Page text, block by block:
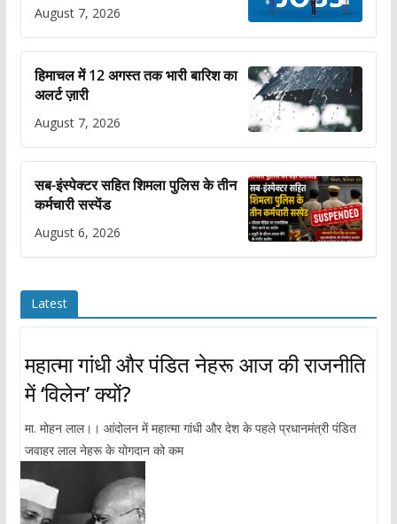
August 7, 2026
हिमाचल में 12 अगस्त तक भारी बारिश का
अलर्ट ज़ारी
August 7, 2026
सब-इंस्पेक्टर सहित शिमला पुलिस के तीन
कर्मचारी सस्पेंड
August 6, 2026
Latest
महात्मा गांधी और पंडित नेहरू आज की राजनीति
में ‘विलेन’ क्यों?
मा. मोहन लाल।। आंदोलन में महात्मा गांधी और देश के पहले प्रधानमंत्री पंडित
जवाहर लाल नेहरू के योगदान को कम